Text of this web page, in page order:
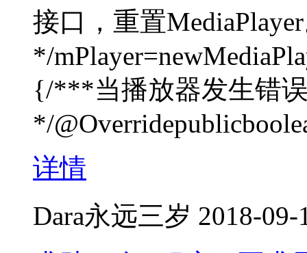
接口，重置
*/
{/***当播放器发生错
*/
详情
Dara永远三岁 2018-09-